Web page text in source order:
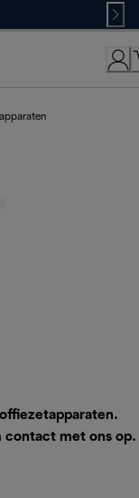
contact met ons op.